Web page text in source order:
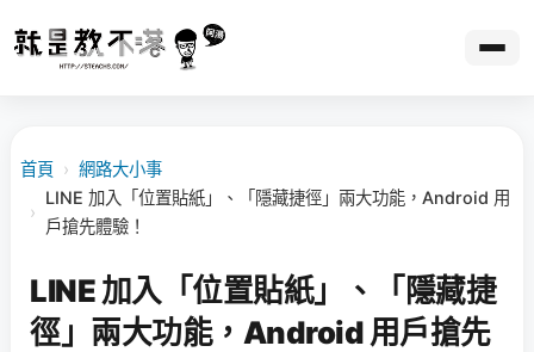
首頁 › 網路大小事
›
LINE 加入「位置貼紙」、「隱藏捷徑」兩大功能，Android 用
戶搶先體驗！
LINE 加入「位置貼紙」、「隱藏捷
徑」兩大功能，Android 用戶搶先